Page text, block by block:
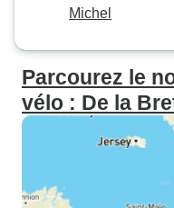
Michel
Parcourez le
vélo : De la